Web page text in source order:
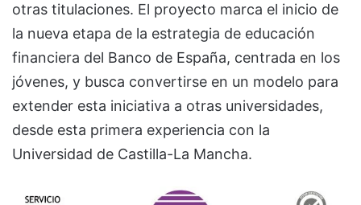
otras titulaciones. El proyecto marca el inicio de
la nueva etapa de la estrategia de educación
financiera del Banco de España, centrada en los
jóvenes, y busca convertirse en un modelo para
extender esta iniciativa a otras universidades,
desde esta primera experiencia con la
Universidad de Castilla-La Mancha.